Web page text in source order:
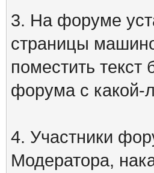
3. На форуме
страницы
поместить
форума с какой-
4. Участники
Модератора,